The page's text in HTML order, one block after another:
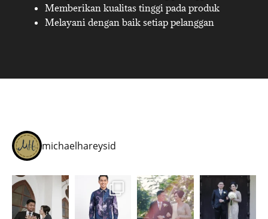
Memberikan kualitas tinggi pada produk
Melayani dengan baik setiap pelanggan
michaelhareysid